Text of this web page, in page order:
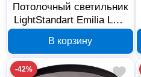
Потолочный светильник
LightStandart Emilia LED
IT8679
В корзину
-42%